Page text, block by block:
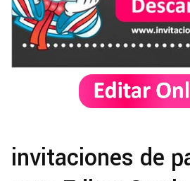
invitaciones de